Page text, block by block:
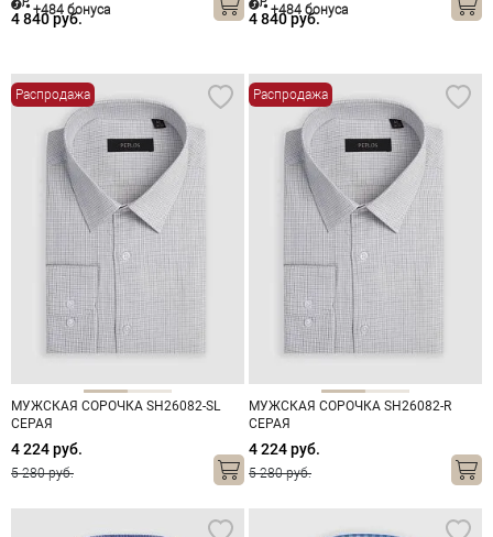
4 840 руб.
+484 бонуса
4 840 руб.
+484 бонуса
Распродажа
МУЖСКАЯ СОРОЧКА SH26082-SL
СЕРАЯ
4 224 руб.
5 280 руб.
Распродажа
МУЖСКАЯ СОРОЧКА SH26082-R
СЕРАЯ
4 224 руб.
5 280 руб.